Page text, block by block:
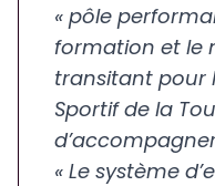
« pôle
formation et le
transitant pour
Sportif de la
« Le système